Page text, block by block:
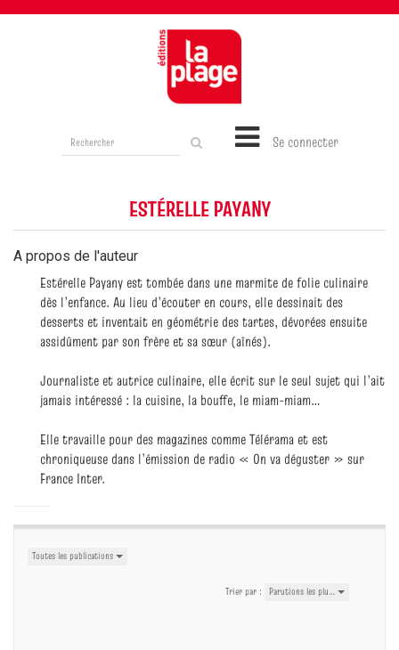
Se connecter
ESTÉRELLE PAYANY
A propos de l'auteur
Estérelle Payany est tombée dans une marmite de folie culinaire
dès l’enfance. Au lieu d’écouter en cours, elle dessinait des
desserts et inventait en géométrie des tartes, dévorées ensuite
assidûment par son frère et sa sœur (aînés).
Journaliste et autrice culinaire, elle écrit sur le seul sujet qui l’ait
jamais intéressé : la cuisine, la bouffe, le miam-miam…
Elle travaille pour des magazines comme Télérama et est
chroniqueuse dans l’émission de radio « On va déguster » sur
France Inter.
Toutes les publications
Trier par : Parutions les plu…